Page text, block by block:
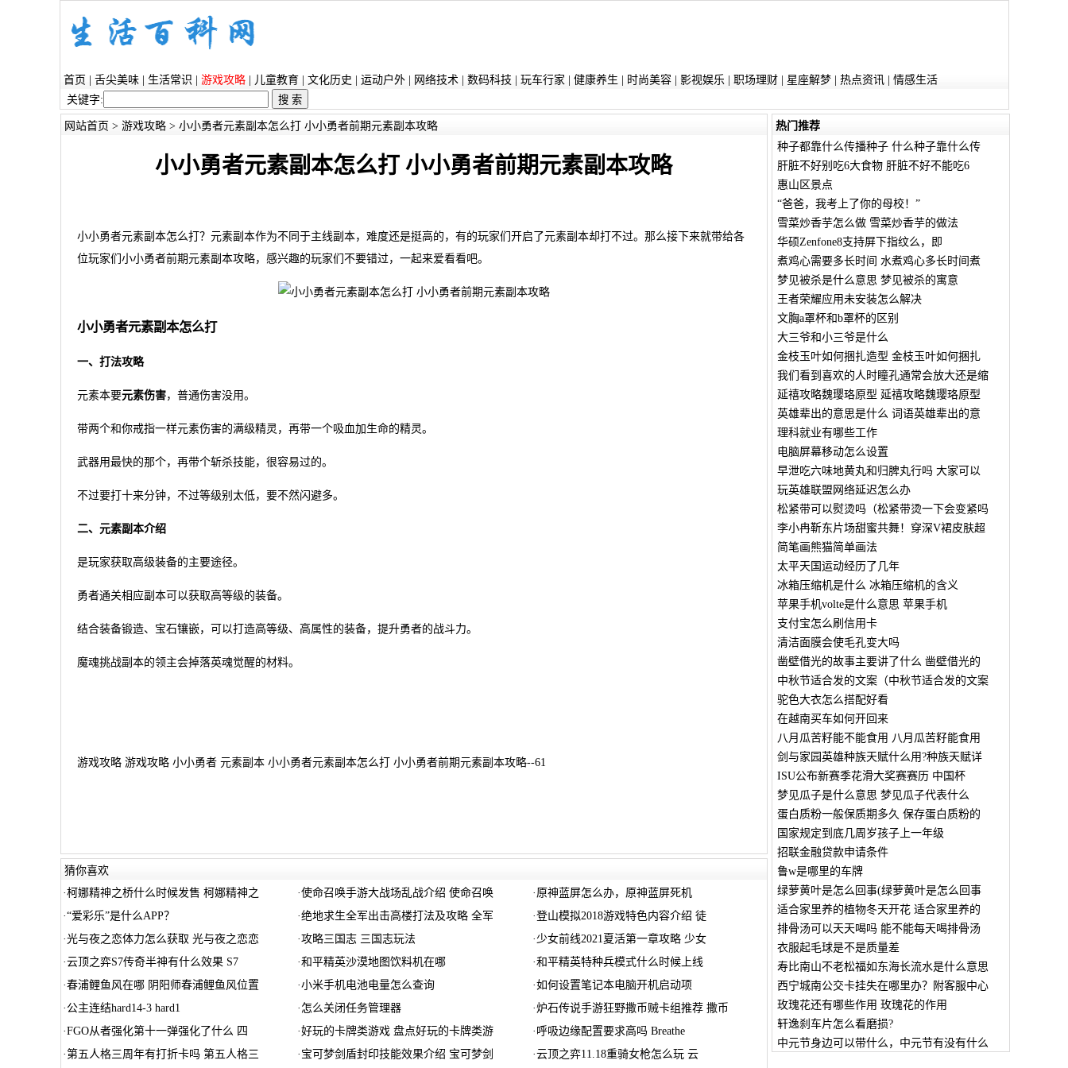
首页 舌尖美味| 生活常识 游戏攻略| 儿童教育| 文化历史 运动户外| 网络技术| 数码科技 玩车行家 健康养生 时尚美容| 影视娱乐 职场理财| 星座解梦| 热点资讯| 情感生活
关键字:
网站首页 > 游戏攻略> 小小勇者元素副本怎么打 小小勇者前期元素副本攻略
小小勇者元素副本怎么打 小小勇者前期元素副本攻略
小小勇者元素副本怎么打？元素副本作为不同于主线副本，难度还是挺高的，有的玩家们开启了元素副本却打不过。那么接下来就带给各
位玩家们小小勇者前期元素副本攻略，感兴趣的玩家们不要错过，一起来爱看看吧。
小小勇者元素副本怎么打
一、打法攻略
元素本要元素伤害，普通伤害没用。
带两个和你戒指一样元素伤害的满级精灵，再带一个吸血加生命的精灵。
武器用最快的那个，再带个斩杀技能，很容易过的。
不过要打十来分钟，不过等级别太低，要不然闪避多。
二、元素副本介绍
是玩家获取高级装备的主要途径。
勇者通关相应副本可以获取高等级的装备。
结合装备锻造、宝石镶嵌，可以打造高等级、高属性的装备，提升勇者的战斗力。
魔魂挑战副本的领主会掉落英魂觉醒的材料。
游戏攻略 游戏攻略 小小勇者 元素副本 小小勇者元素副本怎么打 小小勇者前期元素副本攻略--61
猜你喜欢
·柯娜精神之桥什么时候发售 柯娜精神之 ·使命召唤手游大战场乱战介绍 使命召唤 · 原神蓝屏怎么办，原神蓝屏死机
·“爱彩乐”是什么APP？ ·绝地求生全军出击高楼打法及攻略 全军 ·登山模拟2018游戏特色内容介绍 徒
·光与夜之恋体力怎么获取 光与夜之恋恋 ·攻略三国志 三国志玩法 · 少女前线2021夏活第一章攻略 少女
·云顶之弈S7传奇半神有什么效果 S7 ·和平精英沙漠地图饮料机在哪 ·和平精英特种兵模式什么时候上线
·春浦鲤鱼风在哪 阴阳师春浦鲤鱼风位置 ·小米手机电池电量怎么查询 ·如何设置笔记本电脑开机启动项
· 公主连结hard14-3 hard1 · 怎么关闭任务管理器 ·炉石传说手游狂野撒币贼卡组推荐 撒币
·FGO从者强化第十一弹强化了什么 四 ·好玩的卡牌类游戏 盘点好玩的卡牌类游 · 呼吸边缘配置要求高吗 Breathe
·第五人格三周年有打折卡吗 第五人格三 · 宝可梦剑盾封印技能效果介绍 宝可梦剑 ·云顶之弈11.18重骑女枪怎么玩 云
热门推荐
种子都靠什么传播种子 什么种子靠什么传
肝脏不好别吃6大食物 肝脏不好不能吃6
惠山区景点
“爸爸，我考上了你的母校！”
雪菜炒香芋怎么做 雪菜炒香芋的做法
华硕Zenfone8支持屏下指纹么，即
煮鸡心需要多长时间 水煮鸡心多长时间煮
梦见被杀是什么意思 梦见被杀的寓意
王者荣耀应用未安装怎么解决
文胸a罩杯和b罩杯的区别
大三爷和小三爷是什么
金枝玉叶如何捆扎造型 金枝玉叶如何捆扎
我们看到喜欢的人时瞳孔通常会放大还是缩
延禧攻略魏璎珞原型 延禧攻略魏璎珞原型
英雄辈出的意思是什么 词语英雄辈出的意
理科就业有哪些工作
电脑屏幕移动怎么设置
早泄吃六味地黄丸和归脾丸行吗 大家可以
玩英雄联盟网络延迟怎么办
松紧带可以熨烫吗（松紧带烫一下会变紧吗
李小冉靳东片场甜蜜共舞！穿深V裙皮肤超
简笔画熊猫简单画法
太平天国运动经历了几年
冰箱压缩机是什么 冰箱压缩机的含义
苹果手机volte是什么意思 苹果手机
支付宝怎么刷信用卡
清洁面膜会使毛孔变大吗
凿壁借光的故事主要讲了什么 凿壁借光的
中秋节适合发的文案（中秋节适合发的文案
驼色大衣怎么搭配好看
在越南买车如何开回来
八月瓜苦籽能不能食用 八月瓜苦籽能食用
剑与家园英雄种族天赋什么用?种族天赋详
ISU公布新赛季花滑大奖赛赛历 中国杯
梦见瓜子是什么意思 梦见瓜子代表什么
蛋白质粉一般保质期多久 保存蛋白质粉的
国家规定到底几周岁孩子上一年级
招联金融贷款申请条件
鲁w是哪里的车牌
绿萝黄叶是怎么回事(绿萝黄叶是怎么回事
适合家里养的植物冬天开花 适合家里养的
排骨汤可以天天喝吗 能不能每天喝排骨汤
衣服起毛球是不是质量差
寿比南山不老松福如东海长流水是什么意思
西宁城南公交卡挂失在哪里办？附客服中心
玫瑰花还有哪些作用 玫瑰花的作用
轩逸刹车片怎么看磨损?
中元节身边可以带什么，中元节有没有什么